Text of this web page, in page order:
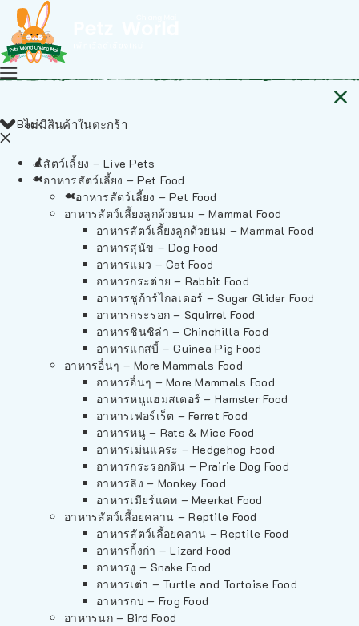
ไม่มีสินค้าในตะกร้า
Back
สัตว์เลี้ยง – Live Pets
อาหารสัตว์เลี้ยง – Pet Food
อาหารสัตว์เลี้ยง – Pet Food
อาหารสัตว์เลี้ยงลูกด้วยนม – Mammal Food
อาหารสัตว์เลี้ยงลูกด้วยนม – Mammal Food
อาหารสุนัข – Dog Food
อาหารแมว – Cat Food
อาหารกระต่าย – Rabbit Food
อาหารชูก้าร์ไกลเดอร์ – Sugar Glider Food
อาหารกระรอก – Squirrel Food
อาหารชินชิล่า – Chinchilla Food
อาหารแกสบี้ – Guinea Pig Food
อาหารอื่นๆ – More Mammals Food
อาหารอื่นๆ – More Mammals Food
อาหารหนูแฮมสเตอร์ – Hamster Food
อาหารเฟอร์เร็ต – Ferret Food
อาหารหนู – Rats & Mice Food
อาหารเม่นแคระ – Hedgehog Food
อาหารกระรอกดิน – Prairie Dog Food
อาหารลิง – Monkey Food
อาหารเมียร์แคท – Meerkat Food
อาหารสัตว์เลี้อยคลาน – Reptile Food
อาหารสัตว์เลี้อยคลาน – Reptile Food
อาหารกิ้งก่า – Lizard Food
อาหารงู – Snake Food
อาหารเต่า – Turtle and Tortoise Food
อาหารกบ – Frog Food
อาหารนก – Bird Food